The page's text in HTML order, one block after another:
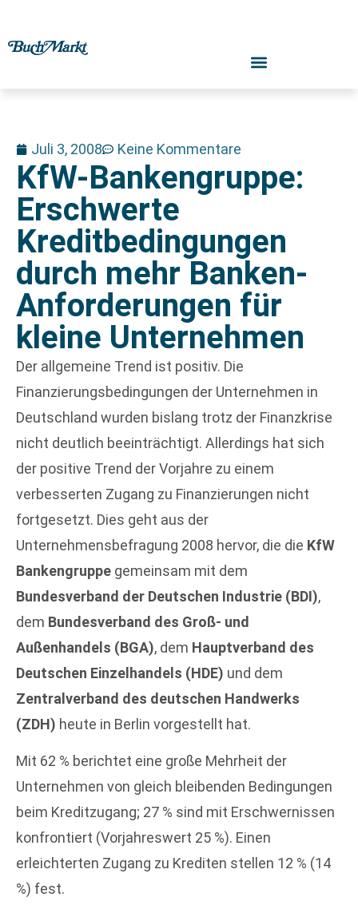
Juli 3, 2008 Keine Kommentare
KfW-Bankengruppe:
Erschwerte
Kreditbedingungen
durch mehr Banken-
Anforderungen für
kleine Unternehmen
Der allgemeine Trend ist positiv. Die
Finanzierungsbedingungen der Unternehmen in
Deutschland wurden bislang trotz der Finanzkrise
nicht deutlich beeinträchtigt. Allerdings hat sich
der positive Trend der Vorjahre zu einem
verbesserten Zugang zu Finanzierungen nicht
fortgesetzt. Dies geht aus der
Unternehmensbefragung 2008 hervor, die die KfW
Bankengruppe gemeinsam mit dem
Bundesverband der Deutschen Industrie (BDI),
dem Bundesverband des Groß- und
Außenhandels (BGA), dem Hauptverband des
Deutschen Einzelhandels (HDE) und dem
Zentralverband des deutschen Handwerks
(ZDH) heute in Berlin vorgestellt hat.
Mit 62 % berichtet eine große Mehrheit der
Unternehmen von gleich bleibenden Bedingungen
beim Kreditzugang; 27 % sind mit Erschwernissen
konfrontiert (Vorjahreswert 25 %). Einen
erleichterten Zugang zu Krediten stellen 12 % (14
%) fest.